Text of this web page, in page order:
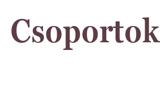
Csoportok